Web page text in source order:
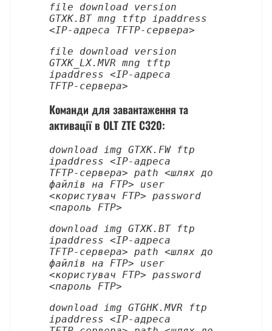
file download version
GTXK.BT mng tftp ipaddress
<IP‑адреса TFTP‑сервера>
file download version
GTXK_LX.MVR mng tftp
ipaddress <IP‑адреса
TFTP‑сервера>
Команди для завантаження та
активації в OLT ZTE C320:
download img GTXK.FW ftp
ipaddress <IP‑адреса
TFTP‑сервера> path <шлях до
файлів на FTP> user
<користувач FTP> password
<пароль FTP>
download img GTXK.BT ftp
ipaddress <IP‑адреса
TFTP‑сервера> path <шлях до
файлів на FTP> user
<користувач FTP> password
<пароль FTP>
download img GTGHK.MVR ftp
ipaddress <IP‑адреса